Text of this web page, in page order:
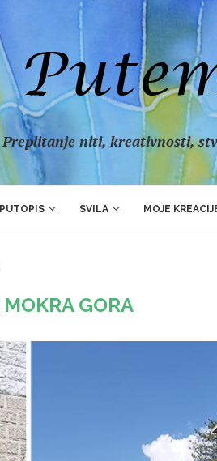
Preplitanje niti, kreativnosti,
PUTOPIS SVILA MOJE
MOKRA GORA